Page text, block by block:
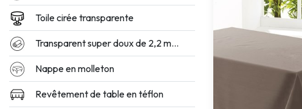
Toile cirée transparente
Transparent super doux de 2,2 mm d'épaisseur
Nappe en molleton
Revêtement de table en téflon